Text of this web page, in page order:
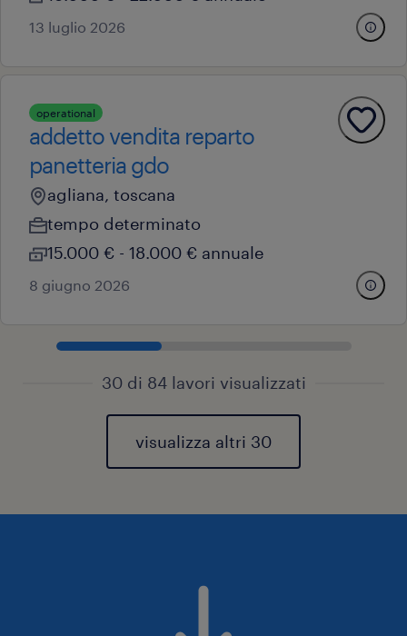
13 luglio 2026
operational
addetto vendita reparto
panetteria gdo
agliana, toscana
tempo determinato
15.000 € - 18.000 € annuale
8 giugno 2026
30 di 84 lavori visualizzati
visualizza altri 30